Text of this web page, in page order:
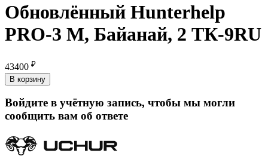
Обновлённый Hunterhelp
PRO-3 M, Байанай, 2 ТК-9RU
43400 ₽
В корзину
Войдите в учётную запись, чтобы мы могли
сообщить вам об ответе